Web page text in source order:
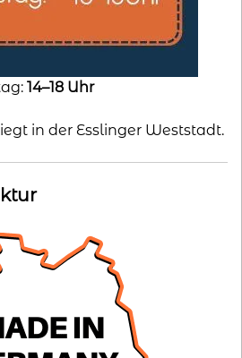
14–18 Uhr
in der Esslinger Weststadt.